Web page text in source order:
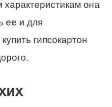
она
ее и для
гипсокартон